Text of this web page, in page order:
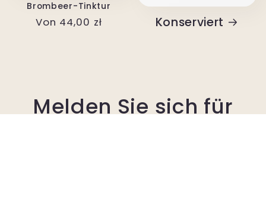
Brombeer-Tinktur
Normaler
Von 44,00 zł Konserviert
Melden Sie sich für